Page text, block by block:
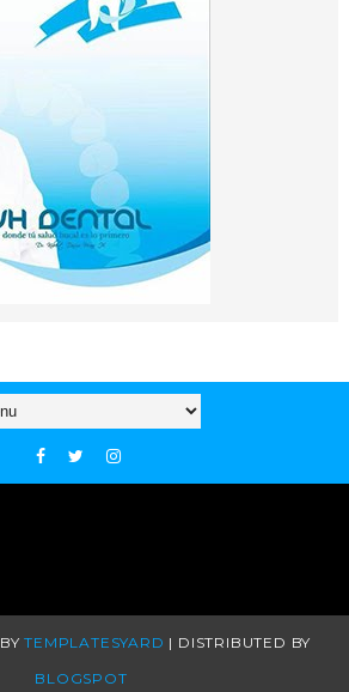
BYTEMPLATESYARD | DISTRIBUTED BY
BLOGSPOT